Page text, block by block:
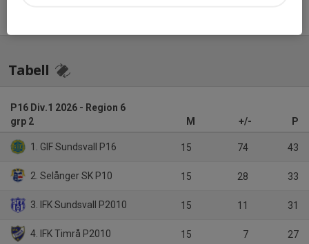
Tabell
P16 Div.1 2026 - Region 6
grp 2
M +/- P
1. GIF Sundsvall P16 15 74 43
2. Selånger SK P10 15 28 33
3. IFK Sundsvall P2010 15 11 31
4. IFK Timrå P2010 15 7 27